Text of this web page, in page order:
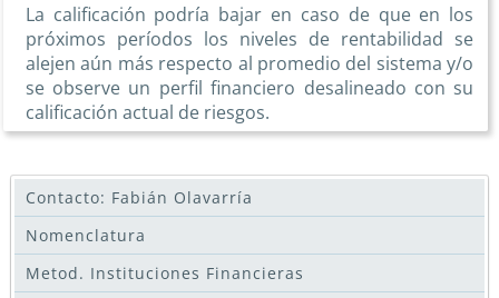
La calificación podría bajar en caso de que en los
próximos períodos los niveles de rentabilidad se
alejen aún más respecto al promedio del sistema y/o
se observe un perfil financiero desalineado con su
calificación actual de riesgos.
Contacto: Fabián Olavarría
Nomenclatura
Metod. Instituciones Financieras